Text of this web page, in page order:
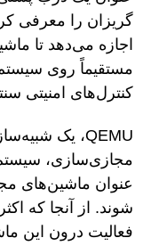
گریزان را معرفی
مستقیماً روی
کنترل‌های امنیتی
مجازی‌سازی،
عنوان ماشین‌های
شوند. از آنجا که
فعالیت درون این